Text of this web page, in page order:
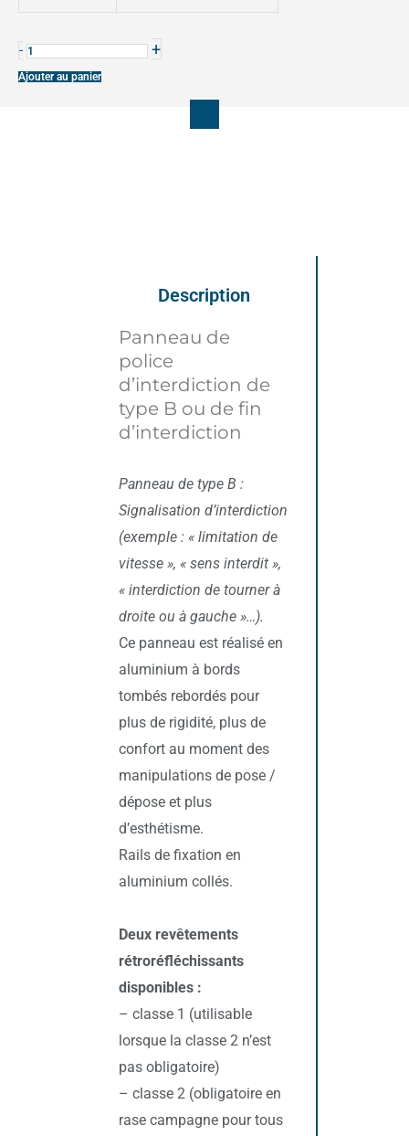
- DE
+
Ajouter au panier
Description
Panneau de
police
d’interdiction de
type B ou de fin
d’interdiction
Panneau de type B :
Signalisation d’interdiction
(exemple : « limitation de
vitesse », « sens interdit »,
« interdiction de tourner à
droite ou à gauche »…).
Ce panneau est réalisé en
aluminium à bords
tombés rebordés pour
plus de rigidité, plus de
confort au moment des
manipulations de pose /
dépose et plus
d’esthétisme.
Rails de fixation en
aluminium collés.
Deux revêtements
rétroréfléchissants
disponibles :
– classe 1 (utilisable
lorsque la classe 2 n’est
pas obligatoire)
– classe 2 (obligatoire en
rase campagne pour tous